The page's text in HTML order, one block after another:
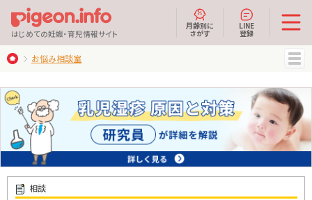
はじめての妊娠・育児情報サイト
月齢別に
さがす
LINE
登録
お悩み相談室
相談